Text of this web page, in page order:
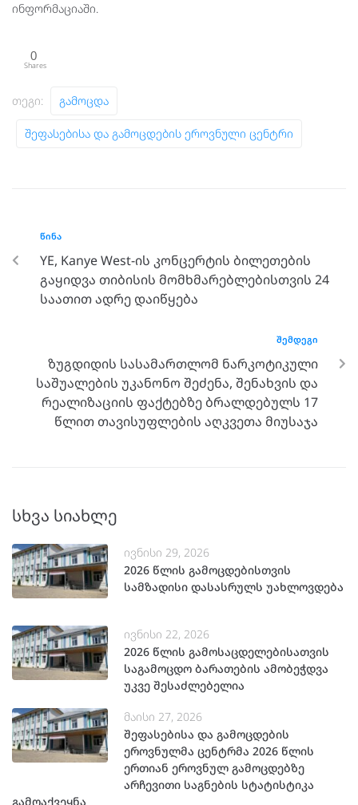
ინფორმაციაში.
0
Shares
Თეგი: Გამოცდა
Შეფასებისა Და Გამოცდების Ეროვნული Ცენტრი
ᲬᲘᲜᲐ
YE, Kanye West-ის კონცერტის ბილეთების
გაყიდვა თიბისის მომხმარებლებისთვის 24
საათით ადრე დაიწყება
ᲨᲔᲛᲓᲔᲒᲘ
ზუგდიდის სასამართლომ ნარკოტიკული
საშუალების უკანონო შეძენა, შენახვის და
რეალიზაციის ფაქტებზე ბრალდებულს 17
წლით თავისუფლების აღკვეთა მიუსაჯა
სხვა სიახლე
ივნისი 29, 2026
2026 წლის გამოცდებისთვის
სამზადისი დასასრულს უახლოვდება
ივნისი 22, 2026
2026 წლის გამოსაცდელებისათვის
საგამოცდო ბარათების ამობეჭდვა
უკვე შესაძლებელია
მაისი 27, 2026
შეფასებისა და გამოცდების
ეროვნულმა ცენტრმა 2026 წლის
ერთიან ეროვნულ გამოცდებზე
არჩევითი საგნების სტატისტიკა
გამოაქვეყნა